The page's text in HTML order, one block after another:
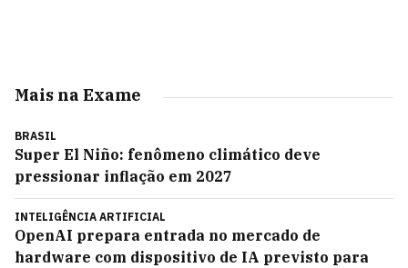
Mais na Exame
BRASIL
Super El Niño: fenômeno climático deve
pressionar inflação em 2027
INTELIGÊNCIA ARTIFICIAL
OpenAI prepara entrada no mercado de
hardware com dispositivo de IA previsto para